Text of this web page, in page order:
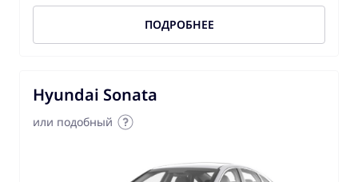
ПОДРОБНЕЕ
Hyundai Sonata
или подобный